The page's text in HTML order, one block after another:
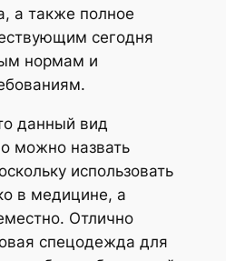
а также полное
сегодня
нормам и
данный вид
можно назвать
использовать
в медицине, а
Отлично
спецодежда для